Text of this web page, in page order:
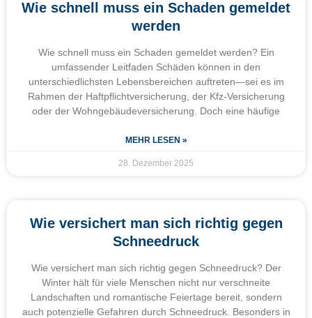
Wie schnell muss ein Schaden gemeldet
werden
Wie schnell muss ein Schaden gemeldet werden? Ein
umfassender Leitfaden Schäden können in den
unterschiedlichsten Lebensbereichen auftreten—sei es im
Rahmen der Haftpflichtversicherung, der Kfz-Versicherung
oder der Wohngebäudeversicherung. Doch eine häufige
MEHR LESEN »
28. Dezember 2025
Wie versichert man sich richtig gegen
Schneedruck
Wie versichert man sich richtig gegen Schneedruck? Der
Winter hält für viele Menschen nicht nur verschneite
Landschaften und romantische Feiertage bereit, sondern
auch potenzielle Gefahren durch Schneedruck. Besonders in